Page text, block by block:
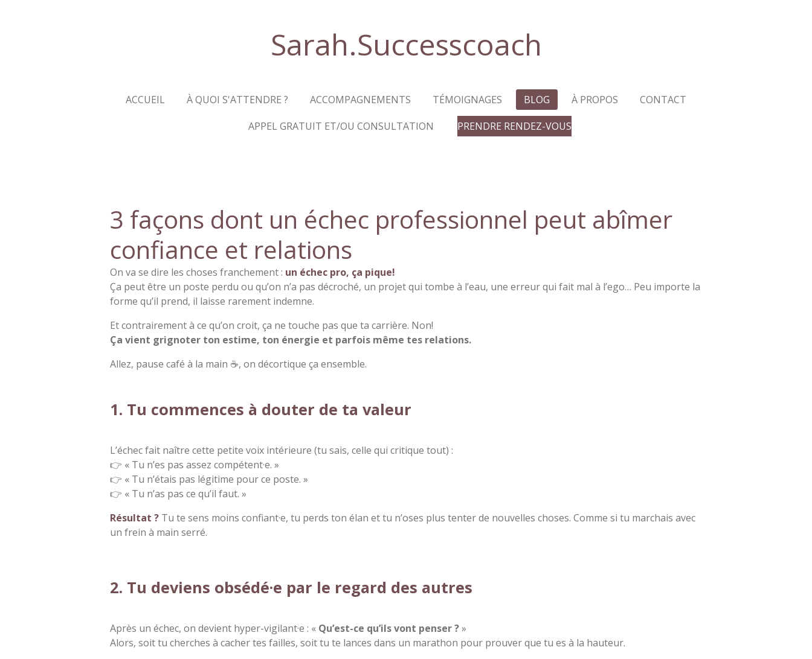
Sarah.Successcoach
ACCUEIL À QUOI S'ATTENDRE ? ACCOMPAGNEMENTS TÉMOIGNAGES BLOG À PROPOS
CONTACT
APPEL GRATUIT ET/OU CONSULTATION
PRENDRE RENDEZ-VOUS
3 façons dont un échec professionnel peut abîmer
confiance et relations
On va se dire les choses franchement : un échec pro, ça pique!
Ça peut être un poste perdu ou qu’on n’a pas décroché, un projet qui tombe à l’eau, une erreur qui fait mal à l’ego… Peu importe la
forme qu’il prend, il laisse rarement indemne.
Et contrairement à ce qu’on croit, ça ne touche pas que ta carrière. Non!
Ça vient grignoter ton estime, ton énergie et parfois même tes relations.
Allez, pause café à la main ☕, on décortique ça ensemble.
1. Tu commences à douter de ta valeur
L’échec fait naître cette petite voix intérieure (tu sais, celle qui critique tout) :
👉 « Tu n’es pas assez compétent·e. »
👉 « Tu n’étais pas légitime pour ce poste. »
👉 « Tu n’as pas ce qu’il faut. »
Résultat ? Tu te sens moins confiant·e, tu perds ton élan et tu n’oses plus tenter de nouvelles choses. Comme si tu marchais avec
un frein à main serré.
2. Tu deviens obsédé·e par le regard des autres
Après un échec, on devient hyper-vigilant·e : « Qu’est-ce qu’ils vont penser ?»
Alors, soit tu cherches à cacher tes failles, soit tu te lances dans un marathon pour prouver que tu es à la hauteur.